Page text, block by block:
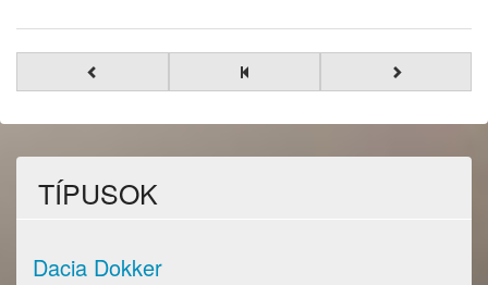
TÍPUSOK
Dacia Dokker